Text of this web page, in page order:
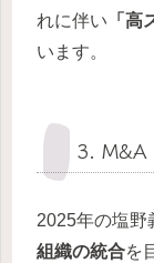
れに伴い 「高
います。
3. M&A
2025年の塩野
組織の統合を